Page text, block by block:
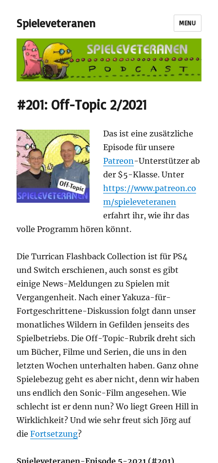
Spieleveteranen MENU
#201: Off-Topic 2/2021
Das ist eine zusätzliche
Episode für unsere
Patreon-Unterstützer ab
der $5-Klasse. Unter
https://www.patreon.co
m/spieleveteranen
erfahrt ihr, wie ihr das
volle Programm hören könnt.
Die Turrican Flashback Collection ist für PS4
und Switch erschienen, auch sonst es gibt
einige News-Meldungen zu Spielen mit
Vergangenheit. Nach einer Yakuza-für-
Fortgeschrittene-Diskussion folgt dann unser
monatliches Wildern in Gefilden jenseits des
Spielbetriebs. Die Off-Topic-Rubrik dreht sich
um Bücher, Filme und Serien, die uns in den
letzten Wochen unterhalten haben. Ganz ohne
Spielebezug geht es aber nicht, denn wir haben
uns endlich den Sonic-Film angesehen. Wie
schlecht ist er denn nun? Wo liegt Green Hill in
Wirklichkeit? Und wie sehr freut sich Jörg auf
dieFortsetzung?